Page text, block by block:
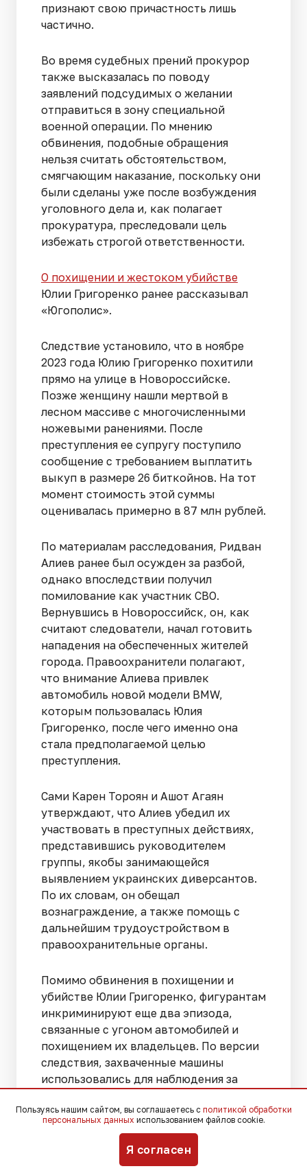
признают свою причастность лишь
частично.
Во время судебных прений прокурор
также высказалась по поводу
заявлений подсудимых о желании
отправиться в зону специальной
военной операции. По мнению
обвинения, подобные обращения
нельзя считать обстоятельством,
смягчающим наказание, поскольку они
были сделаны уже после возбуждения
уголовного дела и, как полагает
прокуратура, преследовали цель
избежать строгой ответственности.
О похищении и жестоком убийстве
Юлии Григоренко ранее рассказывал
«Югополис».
Следствие установило, что в ноябре
2023 года Юлию Григоренко похитили
прямо на улице в Новороссийске.
Позже женщину нашли мертвой в
лесном массиве с многочисленными
ножевыми ранениями. После
преступления ее супругу поступило
сообщение с требованием выплатить
выкуп в размере 26 биткойнов. На тот
момент стоимость этой суммы
оценивалась примерно в 87 млн рублей.
По материалам расследования, Ридван
Алиев ранее был осужден за разбой,
однако впоследствии получил
помилование как участник СВО.
Вернувшись в Новороссийск, он, как
считают следователи, начал готовить
нападения на обеспеченных жителей
города. Правоохранители полагают,
что внимание Алиева привлек
автомобиль новой модели BMW,
которым пользовалась Юлия
Григоренко, после чего именно она
стала предполагаемой целью
преступления.
Сами Карен Тороян и Ашот Агаян
утверждают, что Алиев убедил их
участвовать в преступных действиях,
представившись руководителем
группы, якобы занимающейся
выявлением украинских диверсантов.
По их словам, он обещал
вознаграждение, а также помощь с
дальнейшим трудоустройством в
правоохранительные органы.
Помимо обвинения в похищении и
убийстве Юлии Григоренко, фигурантам
инкриминируют еще два эпизода,
связанные с угоном автомобилей и
похищением их владельцев. По версии
следствия, захваченные машины
использовались для наблюдения за
преступления, после чего владельцев
автомобилей отпускали.
Больше новостей о судебных делах,
Пользуясь нашим сайтом, вы соглашаетесь с политикой обработки
персональных данных использованием файлов cookie.
Я согласен